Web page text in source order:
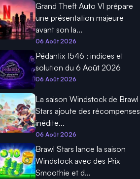
Grand Theft Auto VI prépare
une présentation majeure
avant son la...
06 Août 2026
Pédantix 1546 : indices et
solution du 6 Août 2026
06 Août 2026
La saison Windstock de Brawl
Stars ajoute des récompenses
inédite...
06 Août 2026
Brawl Stars lance la saison
Windstock avec des Prix
Smoothie et d...